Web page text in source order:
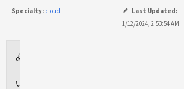
Specialty: cloud
Last Updated:
1/12/2024, 2:53:54 AM